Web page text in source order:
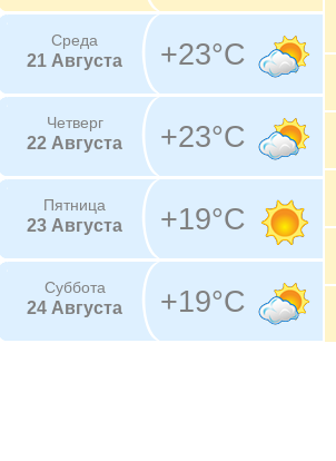
Среда
21 Августа +23°C
Четверг
22 Августа +23°C
Пятница
23 Августа +19°C
Суббота
24 Августа +19°C